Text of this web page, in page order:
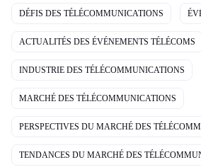
DÉFIS DES TÉLÉCOMMUNICATIONS
ACTUALITÉS DES ÉVÉNEMENTS TÉLÉCOMS
INDUSTRIE DES TÉLÉCOMMUNICATIONS
MARCHÉ DES TÉLÉCOMMUNICATIONS
PERSPECTIVES DU MARCHÉ DES
TENDANCES DU MARCHÉ DES